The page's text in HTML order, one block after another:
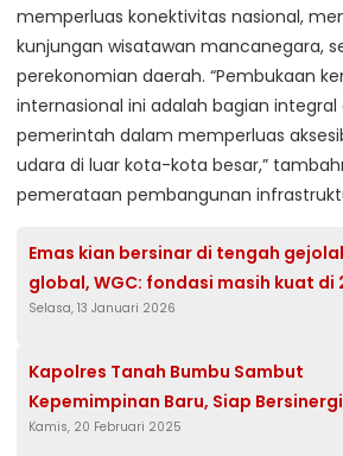
memperluas konektivitas nasional,
kunjungan wisatawan mancanegara,
perekonomian daerah. “Pembukaan
internasional ini adalah bagian
pemerintah dalam memperluas
udara di luar kota-kota besar,”
pemerataan pembangunan
Emas kian bersinar di tengah
global, WGC: fondasi masih kuat di
Selasa, 13 Januari 2026
Kapolres Tanah Bumbu Sambut
Kepemimpinan Baru, Siap Bersinergi
Kamis, 20 Februari 2025